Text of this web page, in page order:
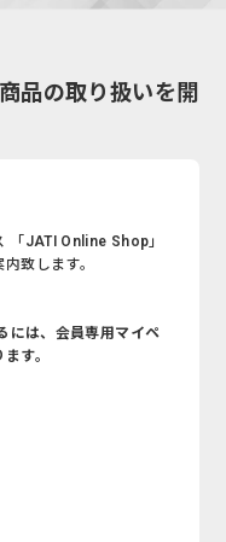
品の取り扱いを開
「JATI Online Shop」
致します。
は、会員専用マイペ
す。